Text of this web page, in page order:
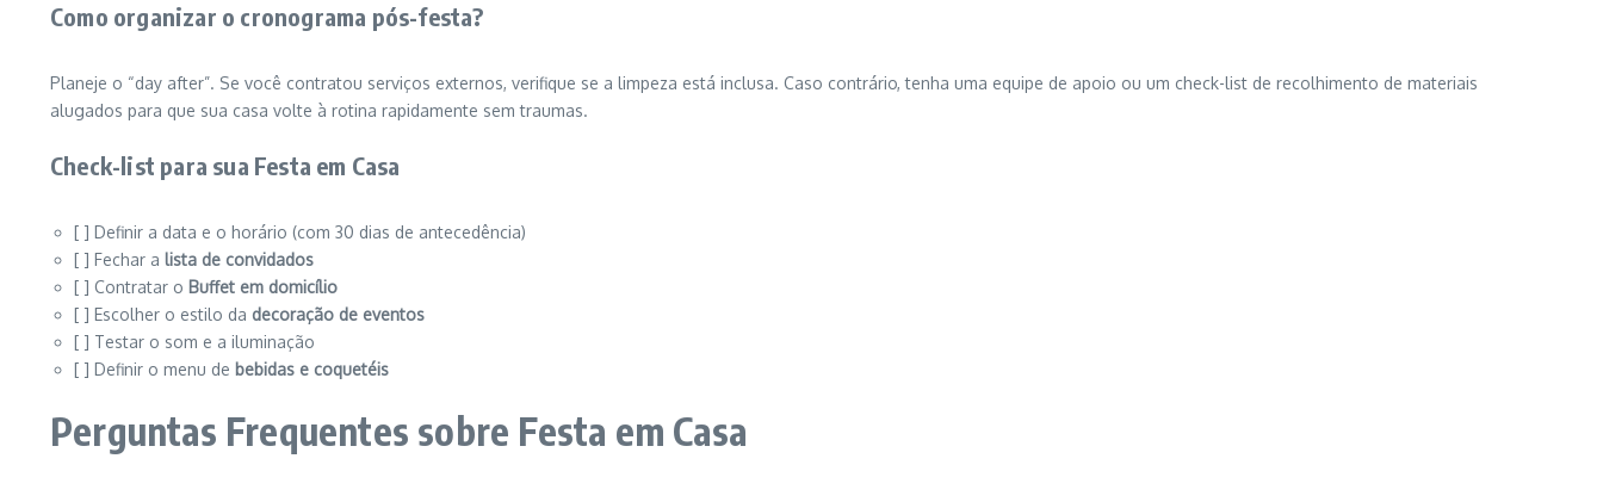
Como organizar o cronograma pós-festa?
Planeje o “day after”. Se você contratou serviços externos, verifique se a limpeza está inclusa. Caso contrário, tenha uma equipe de apoio ou um check-list de recolhimento de materiais
alugados para que sua casa volte à rotina rapidamente sem traumas.
Check-list para sua Festa em Casa
[ ] Definir a data e o horário (com 30 dias de antecedência)
[ ] Fechar a lista de convidados
[ ] Contratar o Buffet em domicílio
[ ] Escolher o estilo da decoração de eventos
[ ] Testar o som e a iluminação
[ ] Definir o menu de bebidas e coquetéis
Perguntas Frequentes sobre Festa em Casa